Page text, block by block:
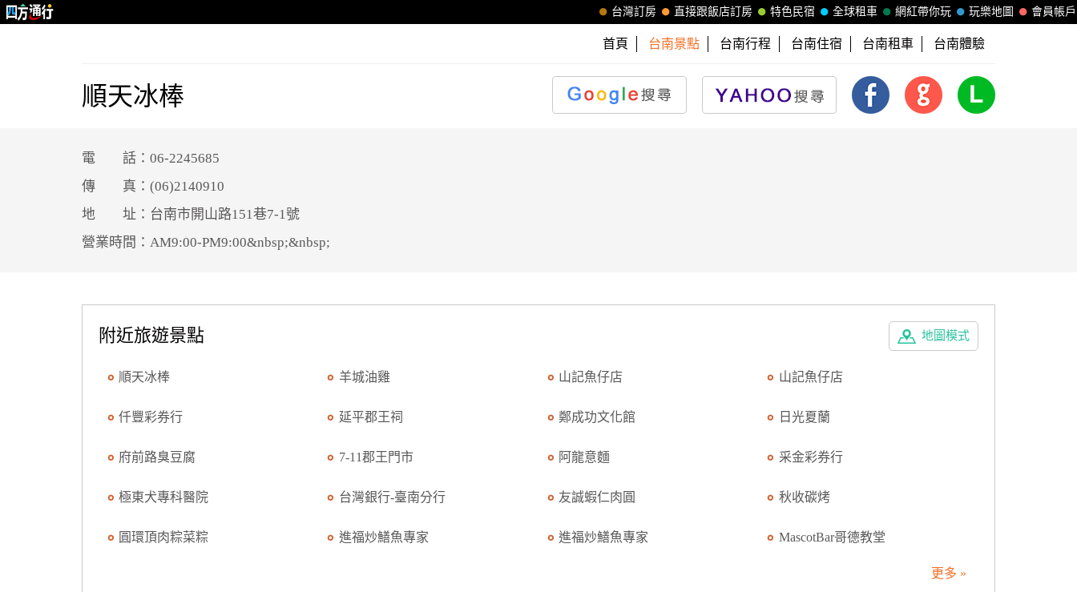
會員帳戶
玩樂地圖
網紅帶你玩
全球租車
特色民宿
直接跟飯店訂房
台灣訂房
首頁 台南景點 台南行程 台南住宿 台南租車 台南體驗
順天冰棒
電 話：06-2245685
傳 真：(06)2140910
地 址：台南市開山路151巷7-1號
營業時間：AM9:00-PM9:00&nbsp;&nbsp;
地圖模式
附近旅遊景點
順天冰棒 羊城油雞 山記魚仔店 山記魚仔店
仟豐彩券行 延平郡王祠 鄭成功文化館 日光夏蘭
府前路臭豆腐 7-11郡王門市 阿龍意麵 采金彩券行
極東犬專科醫院 台灣銀行-臺南分行 友誠蝦仁肉圓 秋收碳烤
圓環頂肉粽菜粽 進福炒鱔魚專家 進福炒鱔魚專家 MascotBar哥德教堂
更多 »